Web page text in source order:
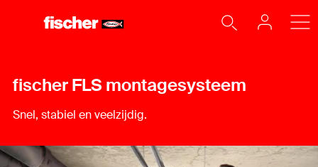
fischer FLS montagesysteem
Snel, stabiel en veelzijdig.